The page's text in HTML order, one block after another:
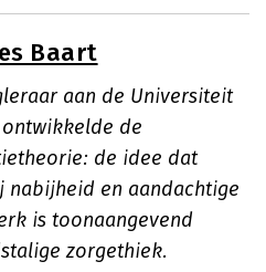
Baart
aan de Universiteit
de
de idee dat
nabijheid en aandachtige
is toonaangevend
zorgethiek.